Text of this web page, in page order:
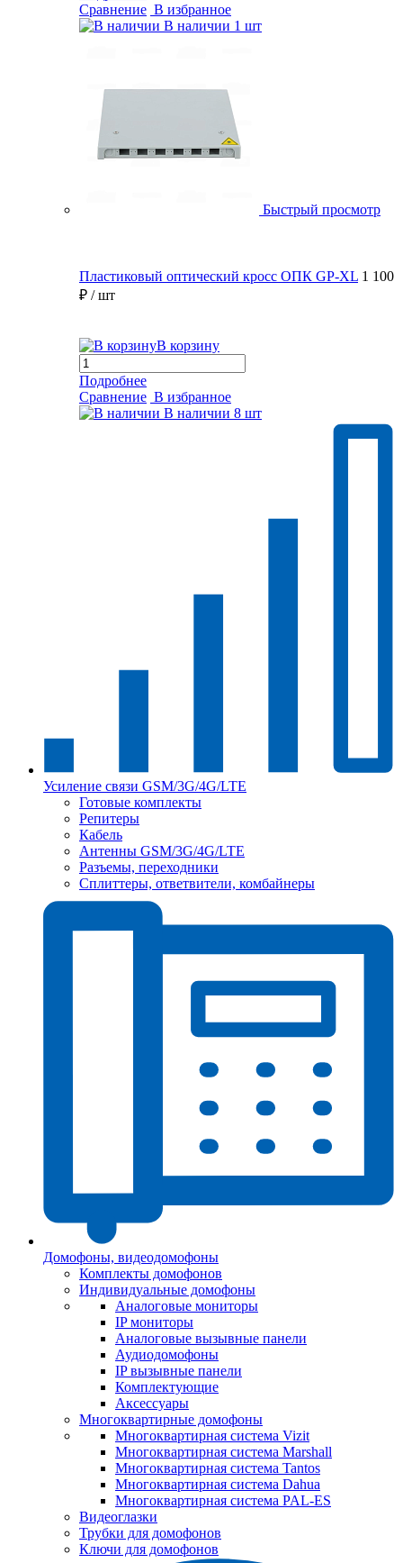
Сравнение В избранное
В наличии 1 шт
Быстрый просмотр
Пластиковый оптический кросс ОПК GP-XL 1 100
₽ / шт
В корзину
Подробнее
Сравнение В избранное
В наличии 8 шт
Усиление связи GSM/3G/4G/LTE
Готовые комплекты
Репитеры
Кабель
Антенны GSM/3G/4G/LTE
Разъемы, переходники
Сплиттеры, ответвители, комбайнеры
Домофоны, видеодомофоны
Комплекты домофонов
Индивидуальные домофоны
Аналоговые мониторы
IP мониторы
Аналоговые вызывные панели
Аудиодомофоны
IP вызывные панели
Комплектующие
Аксессуары
Многоквартирные домофоны
Многоквартирная система Vizit
Многоквартирная система Marshall
Многоквартирная система Tantos
Многоквартирная система Dahua
Многоквартирная система PAL-ES
Видеоглазки
Трубки для домофонов
Ключи для домофонов